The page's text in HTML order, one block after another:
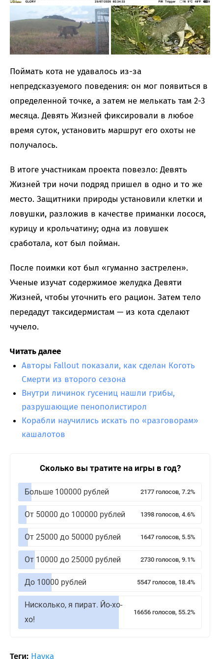
Поймать кота не удавалось из-за
непредсказуемого поведения: он мог появиться в
определенной точке, а затем не мелькать там 2-3
месяца. Девять Жизней фиксировали в любое
время суток, установить маршрут его охоты не
получалось.
В итоге участникам проекта повезло: Девять
Жизней три ночи подряд пришел в одно и то же
место. Защитники природы установили клетки и
ловушки, разложив в качестве приманки лосося,
курицу и крольчатину; одна из ловушек
сработала, кот был пойман.
После поимки кот был «гуманно застрелен».
Ученые изучат содержимое желудка Девяти
Жизней, чтобы уточнить его рацион. Затем тело
передадут таксидермистам — из кота сделают
чучело.
Читать далее
Авторы Fallout показали, как сделан Коготь
Смерти из второго сезона
Внутри личинок гусениц нашли грибы,
разрушающие пенополистирол
Корабли научились искать по «разговорам»
кашалотов
Сколько вы тратите на игры в год?
Больше 100000 рублей 2177 голосов, 7.2%
От 50000 до 100000 рублей 1398 голосов, 4.6%
От 25000 до 50000 рублей 1647 голосов, 5.5%
От 10000 до 25000 рублей 2730 голосов, 9.1%
До 10000 рублей 5547 голосов, 18.4%
Нисколько, я пират. Йо-хо-
хо!
16656 голосов, 55.2%
Теги: Наука